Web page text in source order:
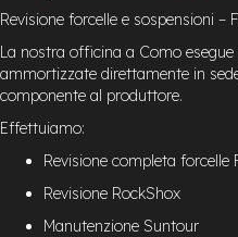
Revisione forcelle e sospensioni –
La nostra officina a Como
ammortizzate direttamente in
componente al produttore.
Effettuiamo:
Revisione completa forcelle
Revisione RockShox
Manutenzione Suntour